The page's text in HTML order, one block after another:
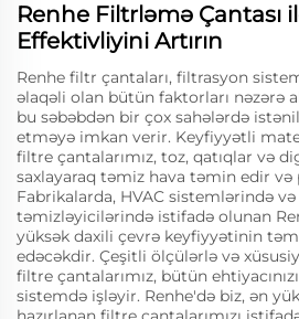
Renhe Filtrləmə Çantası
Effektivliyini Artırın
Renhe filtr çantaları, filtrasyon
əlaqəli olan bütün faktorları nəzərə
bu səbəbdən bir çox sahələrdə
etməyə imkan verir. Keyfiyyətli
filtre çantalarımız, toz, qatıqlar və
saxlayaraq təmiz hava təmin edir və
Fabrikalarda, HVAC sistemlərində və
təmizləyicilərində istifadə olunan
yüksək daxili çevrə keyfiyyətinin
edəcəkdir. Çeşitli ölçülərlə və
filtre çantalarımız, bütün
sistemdə işləyir. Renhe'də biz, ən